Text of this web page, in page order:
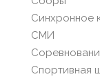
Синхронное
СМИ
Спортивная